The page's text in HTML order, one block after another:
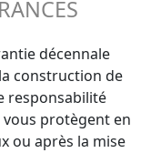
décennale
construction de
responsabilité
vous protègent en
ou après la mise